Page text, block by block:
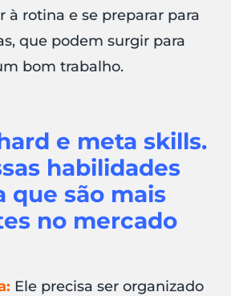
à rotina e se preparar para
que podem surgir para
bom trabalho.
e meta skills.
habilidades
que são mais
no mercado
Ele precisa ser organizado